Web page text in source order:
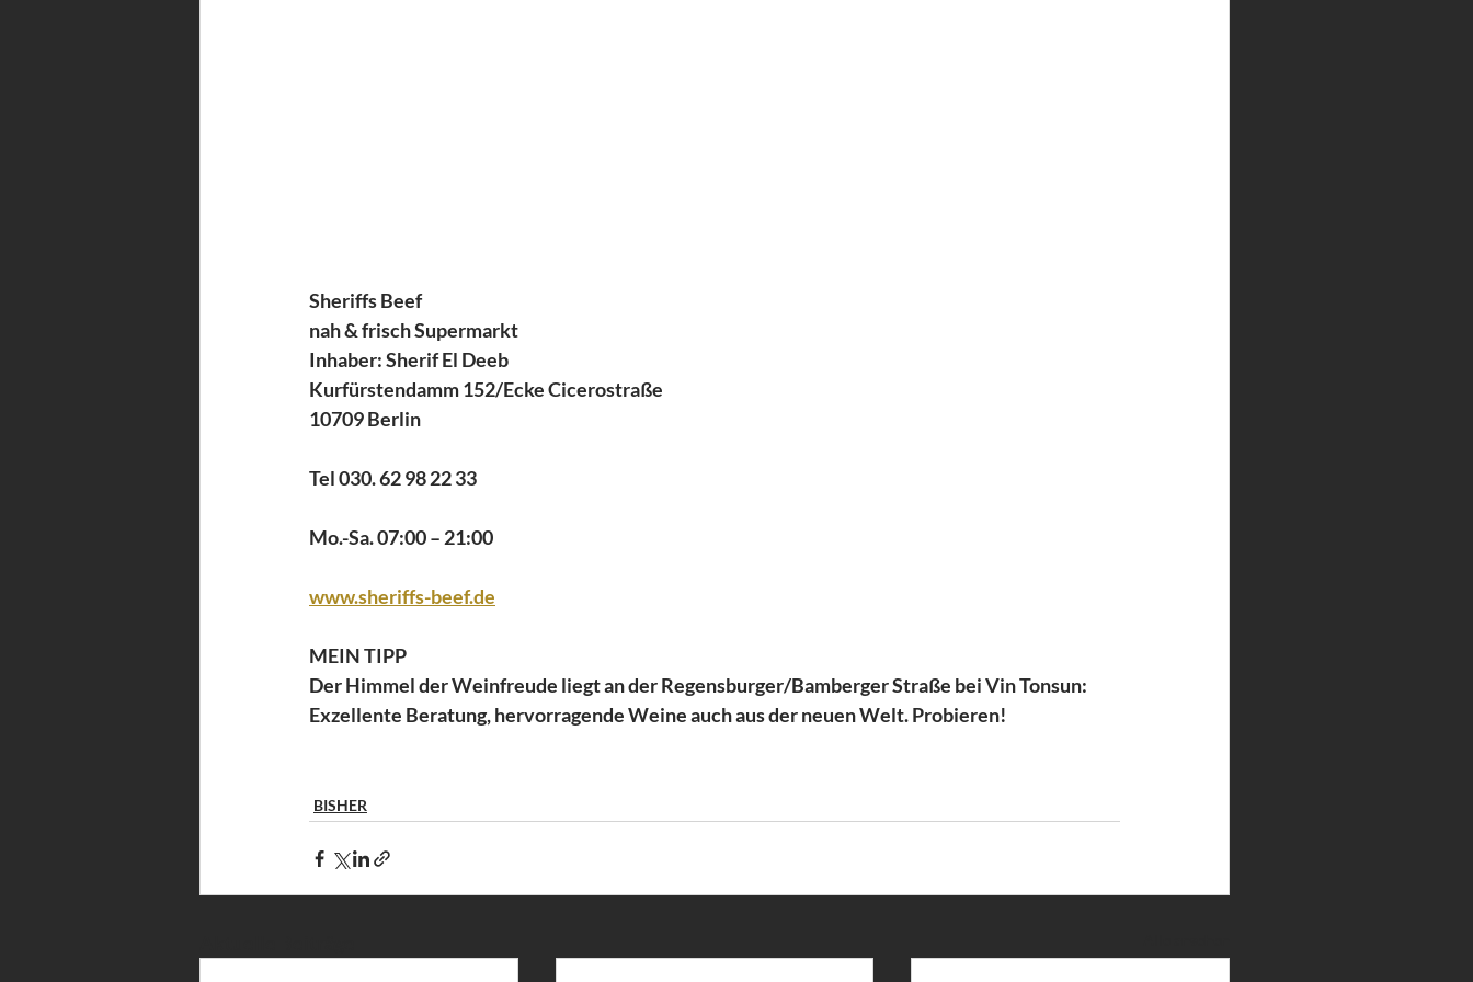
Sheriffs Beef
nah & frisch Supermarkt
Inhaber: Sherif El Deeb
Kurfürstendamm 152/Ecke Cicerostraße
10709 Berlin
Tel 030. 62 98 22 33
Mo.-Sa. 07:00 – 21:00
www.sheriffs-beef.de
MEIN TIPP
Der Himmel der Weinfreude liegt an der Regensburger/Bamberger Straße bei Vin Tonsun:
Exzellente Beratung, hervorragende Weine auch aus der neuen Welt. Probieren!
BISHER